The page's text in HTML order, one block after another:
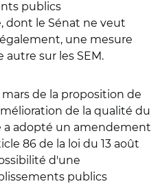
publics
dont le Sénat ne veut
une mesure
sur les SEM.
de la proposition de
de la qualité du
a adopté un amendement
86 de la loi du 13 août
d'une
publics